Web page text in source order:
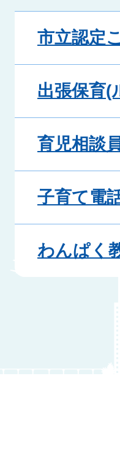
市立認定
出張保育(
育児相談
子育て電
わんぱく